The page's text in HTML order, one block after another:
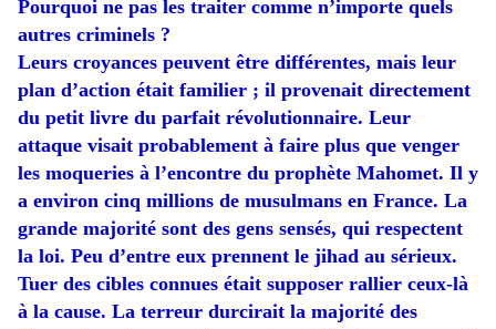
Pourquoi ne pas les traiter comme n’importe quels
autres criminels ?
Leurs croyances peuvent être différentes, mais leur
plan d’action était familier ; il provenait directement
du petit livre du parfait révolutionnaire. Leur
attaque visait probablement à faire plus que venger
les moqueries à l’encontre du prophète Mahomet. Il y
a environ cinq millions de musulmans en France. La
grande majorité sont des gens sensés, qui respectent
la loi. Peu d’entre eux prennent le jihad au sérieux.
Tuer des cibles connues était supposer rallier ceux-là
à la cause. La terreur durcirait la majorité des